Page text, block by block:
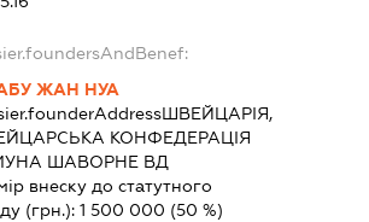
ЖАН НУА
ШВЕЙЦАРІЯ,
КОНФЕДЕРАЦІЯ
ШАВОРНЕ ВД
внеску до статутного
(грн.): 1 500 000 (50 %)